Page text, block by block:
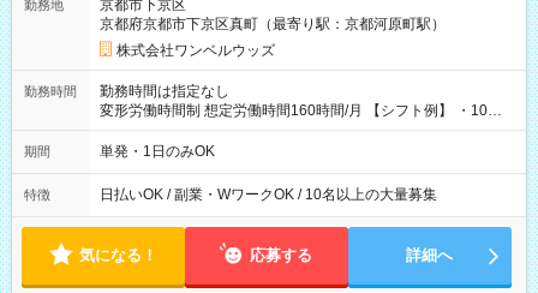
勤務地
京都市下京区
京都府京都市下京区真町（最寄り駅：京都河原町駅）
株式会社ワンベルウッズ
勤務時間
勤務時間は指定なし
変形労働時間制 想定労働時間160時間/月 【シフト例】 ・10：
00～20：00
期間 単発・1日のみOK
特徴 日払いOK / 副業・WワークOK / 10名以上の大量募集
気になる！ 応募する 詳細へ